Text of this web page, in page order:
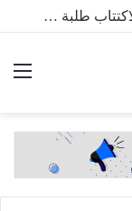
فرصة للشباب.. الجيش يطلق مسابقة لاكتتاب طلبة ضباط عاملين